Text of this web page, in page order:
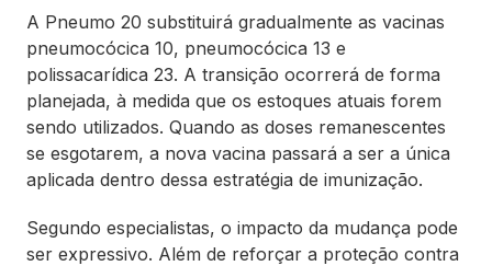
A Pneumo 20 substituirá gradualmente as vacinas
pneumocócica 10, pneumocócica 13 e
polissacarídica 23. A transição ocorrerá de forma
planejada, à medida que os estoques atuais forem
sendo utilizados. Quando as doses remanescentes
se esgotarem, a nova vacina passará a ser a única
aplicada dentro dessa estratégia de imunização.
Segundo especialistas, o impacto da mudança pode
ser expressivo. Além de reforçar a proteção contra